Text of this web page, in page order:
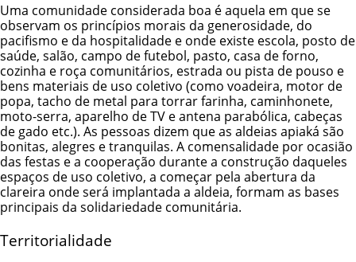
Uma comunidade considerada boa é aquela em que se
observam os princípios morais da generosidade, do
pacifismo e da hospitalidade e onde existe escola, posto de
saúde, salão, campo de futebol, pasto, casa de forno,
cozinha e roça comunitários, estrada ou pista de pouso e
bens materiais de uso coletivo (como voadeira, motor de
popa, tacho de metal para torrar farinha, caminhonete,
moto-serra, aparelho de TV e antena parabólica, cabeças
de gado etc.). As pessoas dizem que as aldeias apiaká são
bonitas, alegres e tranquilas. A comensalidade por ocasião
das festas e a cooperação durante a construção daqueles
espaços de uso coletivo, a começar pela abertura da
clareira onde será implantada a aldeia, formam as bases
principais da solidariedade comunitária.
Territorialidade